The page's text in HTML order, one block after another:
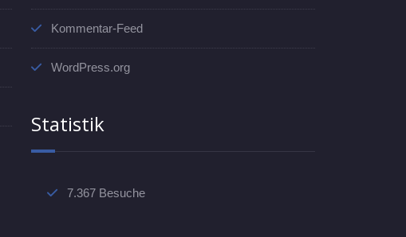
Kommentar-Feed
WordPress.org
Statistik
7.367 Besuche